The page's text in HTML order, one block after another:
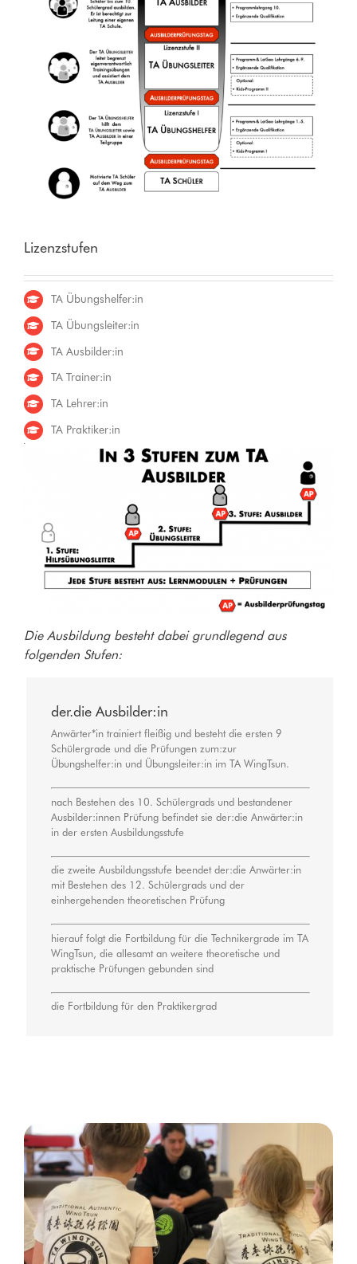
Lizenzstufen
TA Übungshelfer:in
TA Übungsleiter:in
TA Ausbilder:in
TA Trainer:in
TA Lehrer:in
TA Praktiker:in
Die Ausbildung besteht dabei grundlegend aus
folgenden Stufen:
der.die Ausbilder:in
Anwärter*in trainiert fleißig und besteht die ersten 9
Schülergrade und die Prüfungen zum:zur
Übungshelfer:in und Übungsleiter:in im TA WingTsun.
nach Bestehen des 10. Schülergrads und bestandener
Ausbilder:innen Prüfung befindet sie der:die Anwärter:in
in der ersten Ausbildungsstufe
die zweite Ausbildungsstufe beendet der:die Anwärter:in
mit Bestehen des 12. Schülergrads und der
einhergehenden theoretischen Prüfung
hierauf folgt die Fortbildung für die Technikergrade im TA
WingTsun, die allesamt an weitere theoretische und
praktische Prüfungen gebunden sind
die Fortbildung für den Praktikergrad